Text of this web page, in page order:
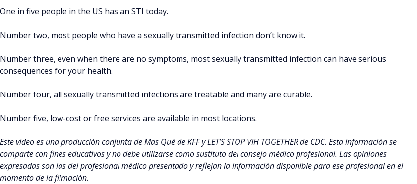
One in five people in the US has an STI today.
Number two, most people who have a sexually transmitted infection don’t know it.
Number three, even when there are no symptoms, most sexually transmitted infection can have serious
consequences for your health.
Number four, all sexually transmitted infections are treatable and many are curable.
Number five, low-cost or free services are available in most locations.
Este video es una producción conjunta de Mas Qué de KFF y LET’S STOP VIH TOGETHER de CDC. Esta información se
comparte con fines educativos y no debe utilizarse como sustituto del consejo médico profesional. Las opiniones
expresadas son las del profesional médico presentado y reflejan la información disponible para ese profesional en el
momento de la filmación.